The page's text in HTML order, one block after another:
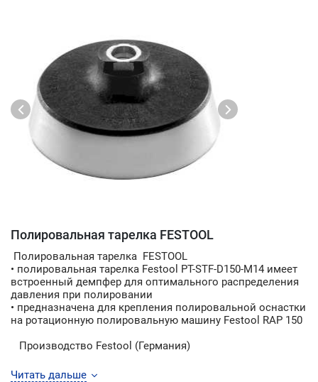
Полировальная тарелка FESTOOL
Полировальная тарелка FESTOOL
• полировальная тарелка Festool PT-STF-D150-M14 имеет
встроенный демпфер для оптимального распределения
давления при полировании
• предназначена для крепления полировальной оснастки
на ротационную полировальную машину Festool RAP 150
Производство Festool (Германия)
Читать дальше